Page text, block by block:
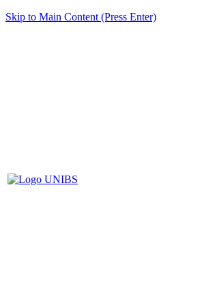
Skip to Main Content (Press Enter)